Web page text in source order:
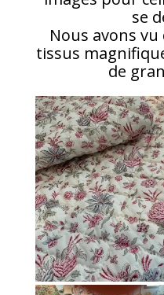
se
Nous avons vu
tissus
de